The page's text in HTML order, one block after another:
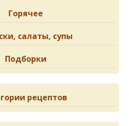
Горячее
салаты, супы
Подборки
рецептов